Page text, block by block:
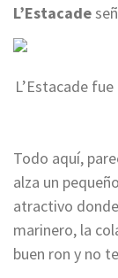
L’Estacade
L’Estacade
Todo aquí,
alza un pequeño
atractivo
marinero, la
buen ron y no